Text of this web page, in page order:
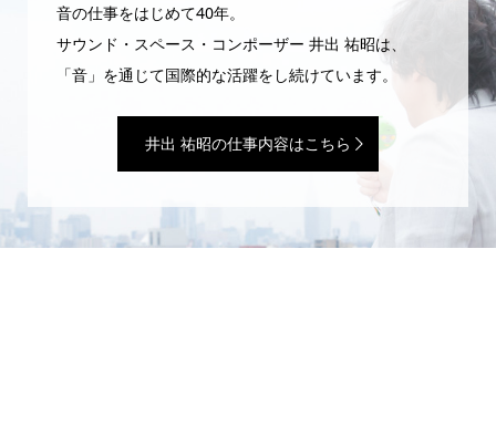
音の仕事をはじめて40年。
サウンド・スペース・コンポーザー 井出 祐昭は、
「音」を通じて国際的な活躍をし続けています。
井出 祐昭の仕事内容はこちら